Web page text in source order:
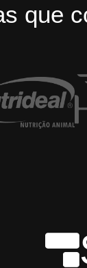
que